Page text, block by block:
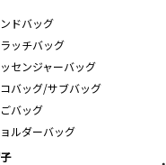
ドバッグ
ッチバッグ
センジャーバッグ
バッグ/サブバッグ
バッグ
ルダーバッグ